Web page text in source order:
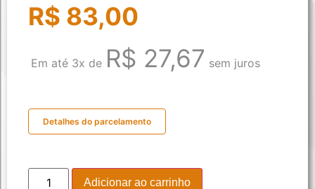
R$ 83,00
Em até 3x de R$ 27,67 sem juros
Detalhes do parcelamento
Adicionar ao carrinho